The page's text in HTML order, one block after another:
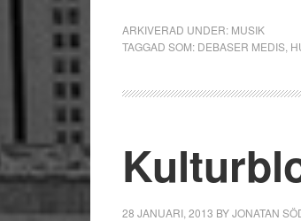
ARKIVERAD UNDER: MUSIK
TAGGAD SOM: DEBASER MEDIS
28 JANUARI, 2013 BYJONATAN